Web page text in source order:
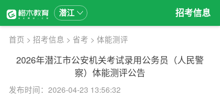
潜江 招考信息
首页 > 招考信息 > 省考 > 体能测评
2026年潜江市公安机关考试录用公务员（人民警
察）体能测评公告
发布时间：2026-04-23 13:56:32